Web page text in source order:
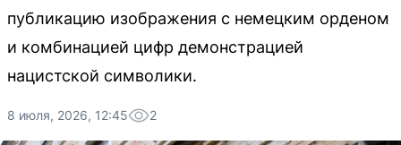
публикацию изображения с немецким орденом
и комбинацией цифр демонстрацией
нацистской символики.
8 июля, 2026, 12:45 2